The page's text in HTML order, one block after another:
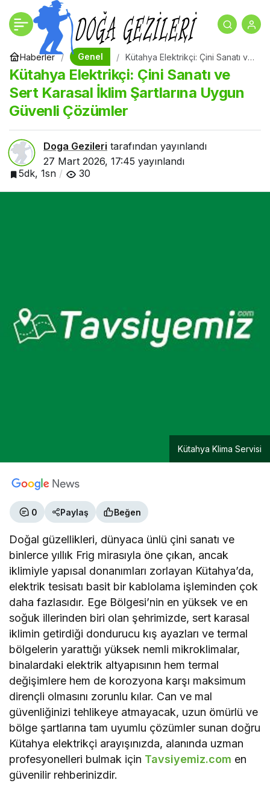
Haberler Genel
Kütahya Elektrikçi: Çini Sanatı ve
Sert Karasal İklim Şartlarına
Uygun Güvenli Çözümler
Kütahya Elektrikçi: Çini Sanatı ve
Sert Karasal İklim Şartlarına Uygun
Güvenli Çözümler
Doga Gezileri tarafından yayınlandı
27 Mart 2026, 17:45 yayınlandı
5dk, 1sn
30
Kütahya Klima Servisi
0 Paylaş Beğen
Doğal güzellikleri, dünyaca ünlü çini sanatı ve
binlerce yıllık Frig mirasıyla öne çıkan, ancak
iklimiyle yapısal donanımları zorlayan Kütahya’da,
elektrik tesisatı basit bir kablolama işleminden çok
daha fazlasıdır. Ege Bölgesi’nin en yüksek ve en
soğuk illerinden biri olan şehrimizde, sert karasal
iklimin getirdiği dondurucu kış ayazları ve termal
bölgelerin yarattığı yüksek nemli mikroklimalar,
binalardaki elektrik altyapısının hem termal
değişimlere hem de korozyona karşı maksimum
dirençli olmasını zorunlu kılar. Can ve mal
güvenliğinizi tehlikeye atmayacak, uzun ömürlü ve
bölge şartlarına tam uyumlu çözümler sunan doğru
Kütahya elektrikçi arayışınızda, alanında uzman
profesyonelleri bulmak için Tavsiyemiz.com en
güvenilir rehberinizdir.
Kütahya Elektrikçi: Çini
Sanatı ve Sert Karasal
İklim Şartlarına Uygun
Güvenli Çözümler
+ 0